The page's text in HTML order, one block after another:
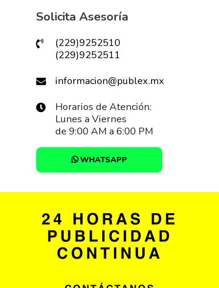
Solicita Asesoría
(229)9252510
(229)9252511
informacion@publex.mx
Horarios de Atención:
Lunes a Viernes
de 9:00 AM a 6:00 PM
WHATSAPP
24 HORAS DE
PUBLICIDAD
CONTINUA